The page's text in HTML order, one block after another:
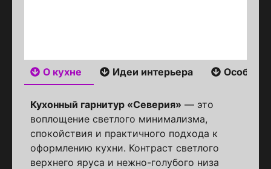
О кухне Идеи интерьера
Кухонный гарнитур «Северия» — это
воплощение светлого минимализма,
спокойствия и практичного подхода к
оформлению кухни. Контраст светлого
верхнего яруса и нежно-голубого низа